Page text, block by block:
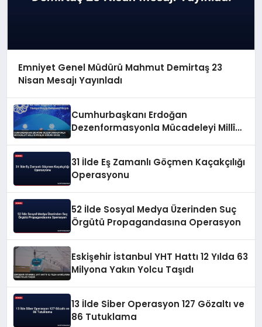
Emniyet Genel Müdürü Mahmut Demirtaş 23
Nisan Mesajı Yayınladı
Cumhurbaşkanı Erdoğan
Dezenformasyonla Mücadeleyi Millî
31 İlde Eş Zamanlı Göçmen Kaçakçılığı
Operasyonu
52 İlde Sosyal Medya Üzerinden Suç
Örgütü Propagandasına Operasyon
Eskişehir İstanbul YHT Hattı 12 Yılda 63
Milyona Yakın Yolcu Taşıdı
13 İlde Siber Operasyon 127 Gözaltı ve
86 Tutuklama